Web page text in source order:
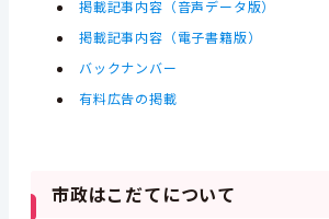
掲載記事内容（音声データ版）
掲載記事内容（電子書籍版）
バックナンバー
有料広告の掲載
市政はこだてについて